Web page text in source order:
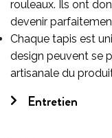
rouleaux. Ils ont
devenir
Chaque tapis est
design peuvent se
artisanale du
Entretien